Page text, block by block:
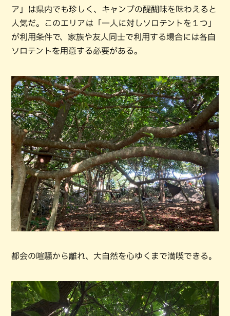
ア」は県内でも珍しく、キャンプの醍醐味を味わえると
人気だ。このエリアは「一人に対しソロテントを１つ」
が利用条件で、家族や友人同士で利用する場合には各自
ソロテントを用意する必要がある。
都会の喧騒から離れ、大自然を心ゆくまで満喫できる。